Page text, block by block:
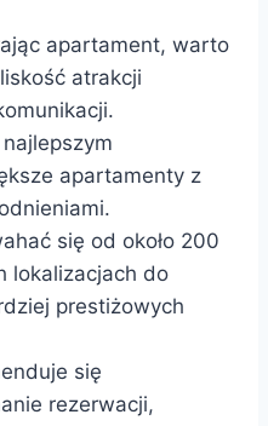
apartament, warto
atrakcji
apartamenty z
się od około 200
lokalizacjach do
prestiżowych
się
rezerwacji,